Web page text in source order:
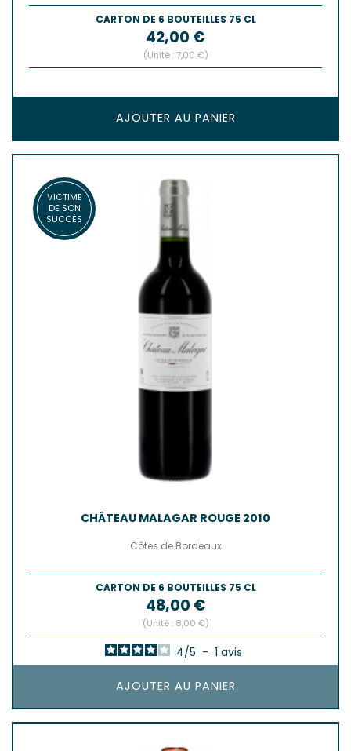
CARTON DE 6 BOUTEILLES 75 CL
Prix
42,00 €
(Unité : 7,00 €)
AJOUTER AU PANIER
CHÂTEAU MALAGAR ROUGE 2010
Côtes de Bordeaux
CARTON DE 6 BOUTEILLES 75 CL
Prix
48,00 €
(Unité : 8,00 €)
4/5 - 1 avis
AJOUTER AU PANIER
VICTIME
DE SON
SUCCÈS